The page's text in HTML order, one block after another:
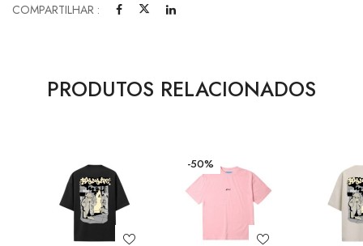
COMPARTILHAR :
PRODUTOS RELACIONADOS
-50%